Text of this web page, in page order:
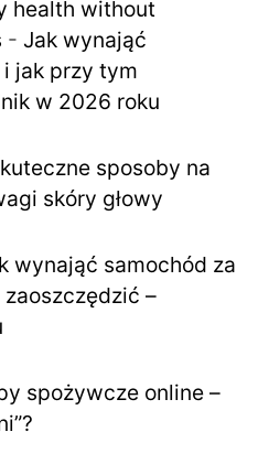
health without
- Jak wynająć
jak przy tym
w 2026 roku
sposoby na
skóry głowy
wynająć samochód za
–
spożywcze online –